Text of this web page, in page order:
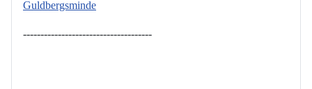
Guldbergsminde
-------------------------------------